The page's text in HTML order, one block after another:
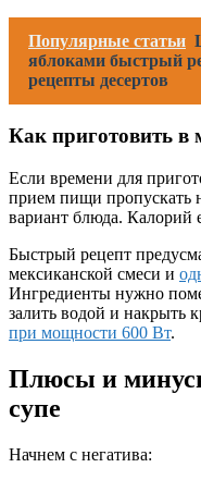
Популярные статьи
яблоками быстрый
рецепты десертов
Как приготовить в
Если времени для
прием пищи пропускать
вариант блюда. Калорий
Быстрый рецепт
мексиканской смеси и
Ингредиенты нужно
залить водой и накрыть
при мощности 600 Вт.
Плюсы и
супе
Начнем с негатива: